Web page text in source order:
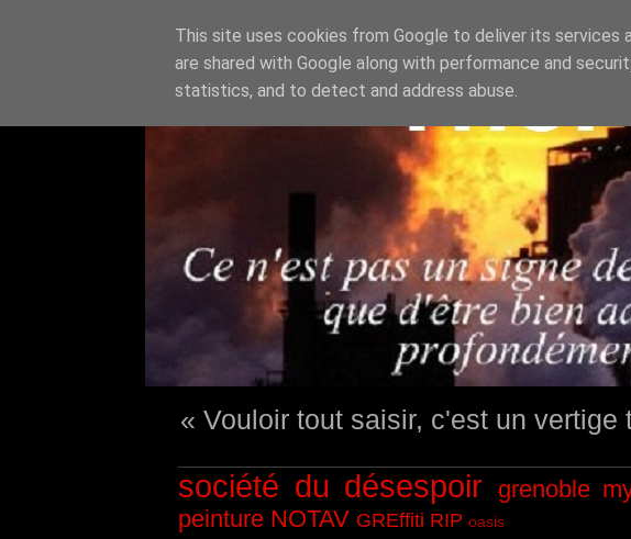
« Vouloir tout saisir, c'est un
société du désespoir grenoble
peinture NOTAV GREffiti RIP oasis
This site uses cookies from Google to deliver its services
are shared with Google along with performance and
statistics, and to detect and address abuse.